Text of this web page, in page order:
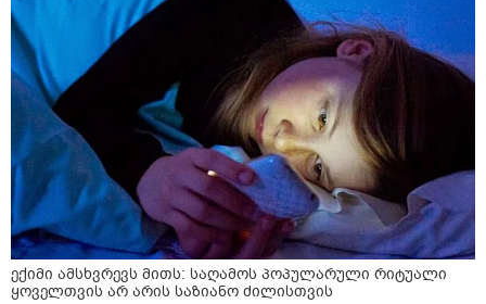
ექიმი ამსხვრევს მითს: საღამოს პოპულარული რიტუალი
ყოველთვის არ არის საზიანო ძილისთვის